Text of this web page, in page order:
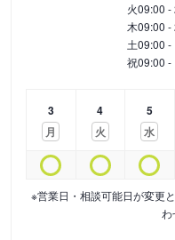
火09:00 -
木09:00 -
土09:00 -
祝09:00 -
3
月
4
火
5
水
※営業日・相談可能日が変更
わ